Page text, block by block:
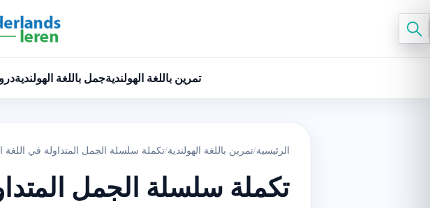
تمرين باللغة الهولنديةجمل باللغة الهولندية
الرئيسية/تمرين باللغة الهولندية/تكملة سلسلة الجمل المتداولة في اللغة
تكملة سلسلة الجمل